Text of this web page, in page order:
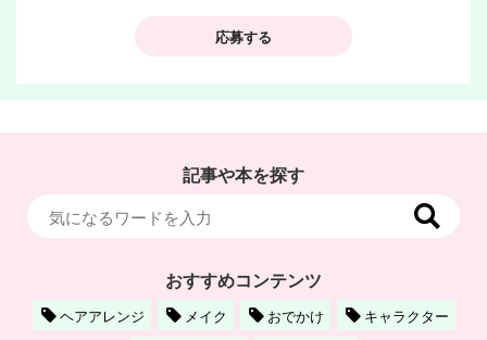
応募する
記事や本を探す
おすすめコンテンツ
ヘアアレンジ メイク おでかけ
キャラクター